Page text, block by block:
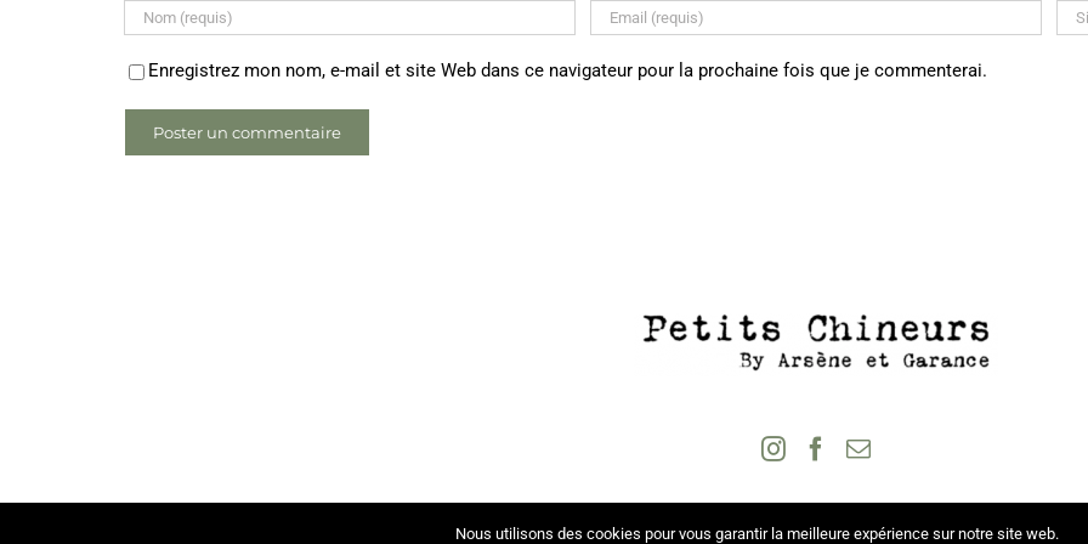
Enregistrez mon nom, e-mail et site Web dans ce navigateur pour la prochaine fois que je commenterai.
Nous utilisons des cookies pour vous garantir la meilleure expérience sur notre site web.